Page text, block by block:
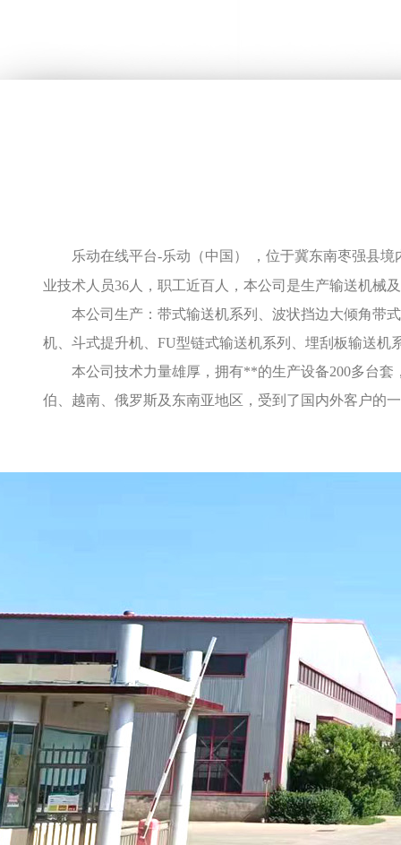
乐动在线平台-乐动（中国） ，位于冀东南枣强县
业技术人员36人，职工近百人，本公司是生产输送机械
本公司生产：带式输送机系列、波状挡边大倾角带
机、斗式提升机、FU型链式输送机系列、埋刮板输送
本公司技术力量雄厚，拥有**的生产设备200多台
伯、越南、俄罗斯及东南亚地区，受到了国内外客户的